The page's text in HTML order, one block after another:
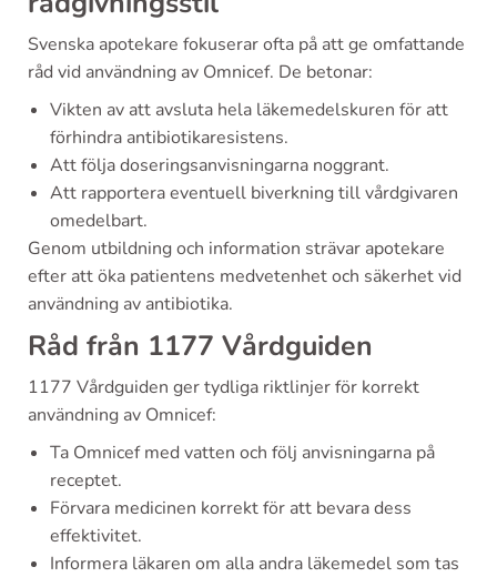
Svenska apotekare fokuserar ofta på att ge omfattande
råd vid användning av Omnicef. De betonar:
Vikten av att avsluta hela läkemedelskuren för att
förhindra antibiotikaresistens.
Att följa doseringsanvisningarna noggrant.
Att rapportera eventuell biverkning till vårdgivaren
omedelbart.
Genom utbildning och information strävar apotekare
efter att öka patientens medvetenhet och säkerhet vid
användning av antibiotika.
Råd från 1177 Vårdguiden
1177 Vårdguiden ger tydliga riktlinjer för korrekt
användning av Omnicef:
Ta Omnicef med vatten och följ anvisningarna på
receptet.
Förvara medicinen korrekt för att bevara dess
effektivitet.
Informera läkaren om alla andra läkemedel som tas